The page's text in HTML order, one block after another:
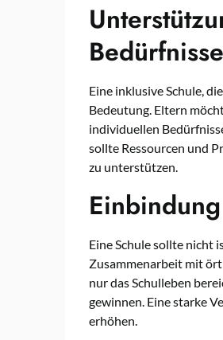
Eine inklusive Schule,
Bedeutung. Eltern
individuellen
sollte Ressourcen und
zu unterstützen.
Eine Schule sollte nicht
Zusammenarbeit mit
nur das Schulleben
gewinnen. Eine starke
erhöhen.